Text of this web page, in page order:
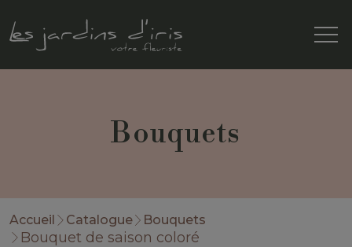
Bouquets
Accueil Catalogue Bouquets
Bouquet de saison coloré